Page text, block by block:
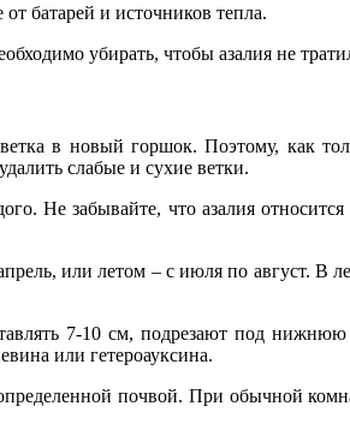
батарей и источников тепла.
убирать, чтобы азалия не
в новый горшок. Поэтому, как
слабые и сухие ветки.
Не забывайте, что азалия
или летом – с июля по август. В
7-10 см, подрезают под
или гетероауксина.
почвой. При обычной